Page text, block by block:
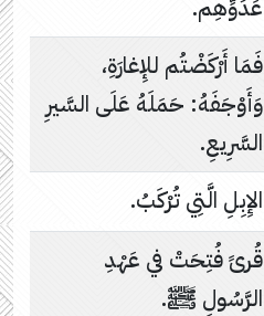
عَدُوِّهِم.
فَمَا أَرْكَضْتُم للإِغارَةِ،
وَأَوْجَفَهُ: حَمَلَهُ عَلَى السَّيرِ
السَّرِيعِ.
الإِبِلِ الَّتِي تُرْكَبُ.
قُرىً فُتِحَتْ في عَهْدِ
الرَّسُولِ ﷺ.